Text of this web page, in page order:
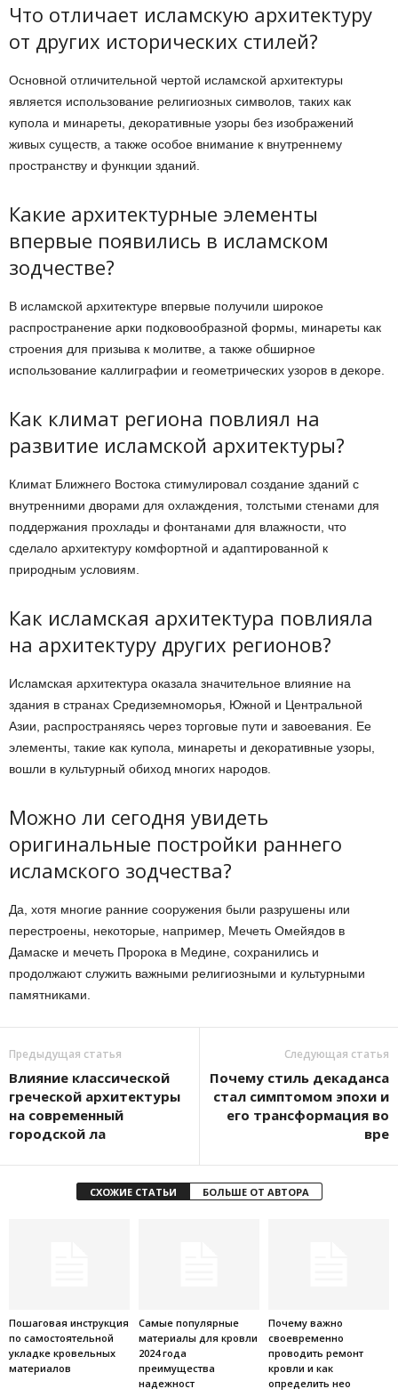
Что отличает исламскую архитектуру
от других исторических стилей?
Основной отличительной чертой исламской архитектуры
является использование религиозных символов, таких как
купола и минареты, декоративные узоры без изображений
живых существ, а также особое внимание к внутреннему
пространству и функции зданий.
Какие архитектурные элементы
впервые появились в исламском
зодчестве?
В исламской архитектуре впервые получили широкое
распространение арки подковообразной формы, минареты как
строения для призыва к молитве, а также обширное
использование каллиграфии и геометрических узоров в декоре.
Как климат региона повлиял на
развитие исламской архитектуры?
Климат Ближнего Востока стимулировал создание зданий с
внутренними дворами для охлаждения, толстыми стенами для
поддержания прохлады и фонтанами для влажности, что
сделало архитектуру комфортной и адаптированной к
природным условиям.
Как исламская архитектура повлияла
на архитектуру других регионов?
Исламская архитектура оказала значительное влияние на
здания в странах Средиземноморья, Южной и Центральной
Азии, распространяясь через торговые пути и завоевания. Ее
элементы, такие как купола, минареты и декоративные узоры,
вошли в культурный обиход многих народов.
Можно ли сегодня увидеть
оригинальные постройки раннего
исламского зодчества?
Да, хотя многие ранние сооружения были разрушены или
перестроены, некоторые, например, Мечеть Омейядов в
Дамаске и мечеть Пророка в Медине, сохранились и
продолжают служить важными религиозными и культурными
памятниками.
Предыдущая статья
Влияние классической
греческой архитектуры
на современный
городской ла
Следующая статья
Почему стиль декаданса
стал симптомом эпохи и
его трансформация во
вре
СХОЖИЕ СТАТЬИ БОЛЬШЕ ОТ АВТОРА
Пошаговая инструкция
по самостоятельной
укладке кровельных
материалов
Самые популярные
материалы для кровли
2024 года
преимущества
надежност
Почему важно
своевременно
проводить ремонт
кровли и как
определить нео